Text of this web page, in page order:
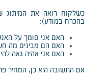
כשלקוח רואה את
בהכרח במודע):
האם אני סומך על
האם הם מבינים מה
האם אני אהיה גאה
אם התשובה היא כן, המחיר